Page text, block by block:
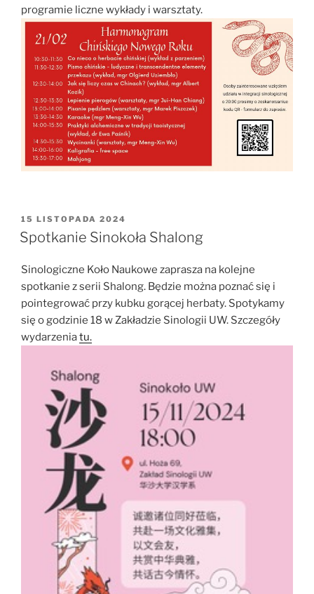
programie liczne wykłady i warsztaty.
OPUBLIKOWANE
W
15 LISTOPADA 2024
Spotkanie Sinokoła Shalong
Sinologiczne Koło Naukowe zaprasza na kolejne
spotkanie z serii Shalong. Będzie można poznać się i
pointegrować przy kubku gorącej herbaty. Spotykamy
się o godzinie 18 w Zakładzie Sinologii UW. Szczegóły
wydarzeniatu.